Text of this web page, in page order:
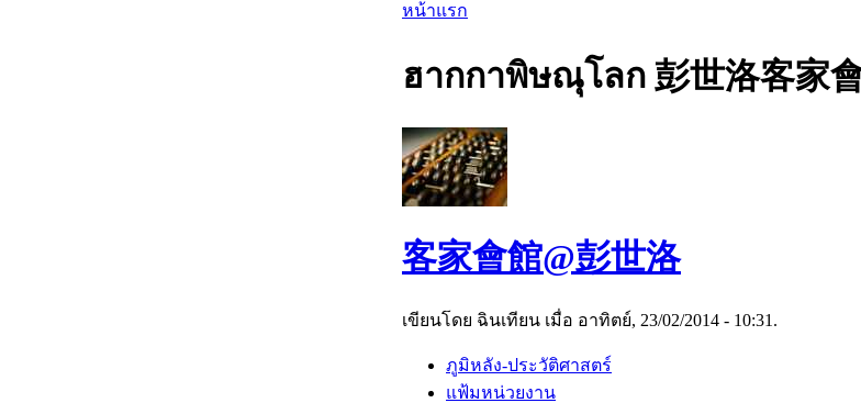
หน้าแรก
ฮากกาพิษณุโลก 彭世洛客家
客家會館@彭世洛
เขียนโดย ฉินเทียน เมื่อ อาทิตย์, 23/02/2014 - 10:31.
ภูมิหลัง-ประวัติศาสตร์
แฟ้มหน่วยงาน